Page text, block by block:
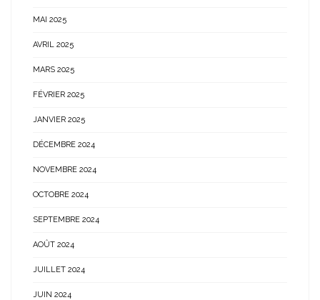
MAI 2025
AVRIL 2025
MARS 2025
FÉVRIER 2025
JANVIER 2025
DÉCEMBRE 2024
NOVEMBRE 2024
OCTOBRE 2024
SEPTEMBRE 2024
AOÛT 2024
JUILLET 2024
JUIN 2024